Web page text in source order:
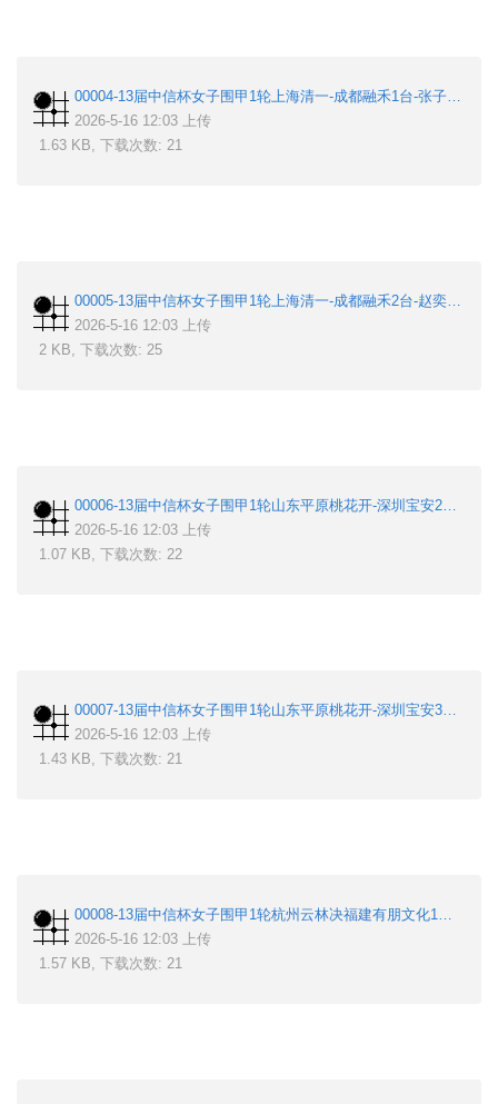
00004-13届中信杯女子围甲1轮上海清一-成都融禾1台-张子涵-陆敏全.sgf
2026-5-16 12:03 上传
1.63 KB, 下载次数: 21
00005-13届中信杯女子围甲1轮上海清一-成都融禾2台-赵奕斐-李赫.sgf
2026-5-16 12:03 上传
2 KB, 下载次数: 25
00006-13届中信杯女子围甲1轮山东平原桃花开-深圳宝安2台-徐晶琦-王爽.sgf
2026-5-16 12:03 上传
1.07 KB, 下载次数: 22
00007-13届中信杯女子围甲1轮山东平原桃花开-深圳宝安3台-祝菲鸿-丁柯文.sgf
2026-5-16 12:03 上传
1.43 KB, 下载次数: 21
00008-13届中信杯女子围甲1轮杭州云林决福建有朋文化1台-吴依铭-高星.sgf
2026-5-16 12:03 上传
1.57 KB, 下载次数: 21